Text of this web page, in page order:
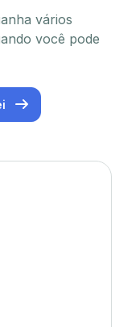
vários
você pode